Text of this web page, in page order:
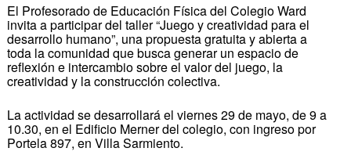
El Profesorado de Educación Física del Colegio Ward
invita a participar del taller “Juego y creatividad para el
desarrollo humano”, una propuesta gratuita y abierta a
toda la comunidad que busca generar un espacio de
reflexión e intercambio sobre el valor del juego, la
creatividad y la construcción colectiva.
La actividad se desarrollará el viernes 29 de mayo, de 9 a
10.30, en el Edificio Merner del colegio, con ingreso por
Portela 897, en Villa Sarmiento.